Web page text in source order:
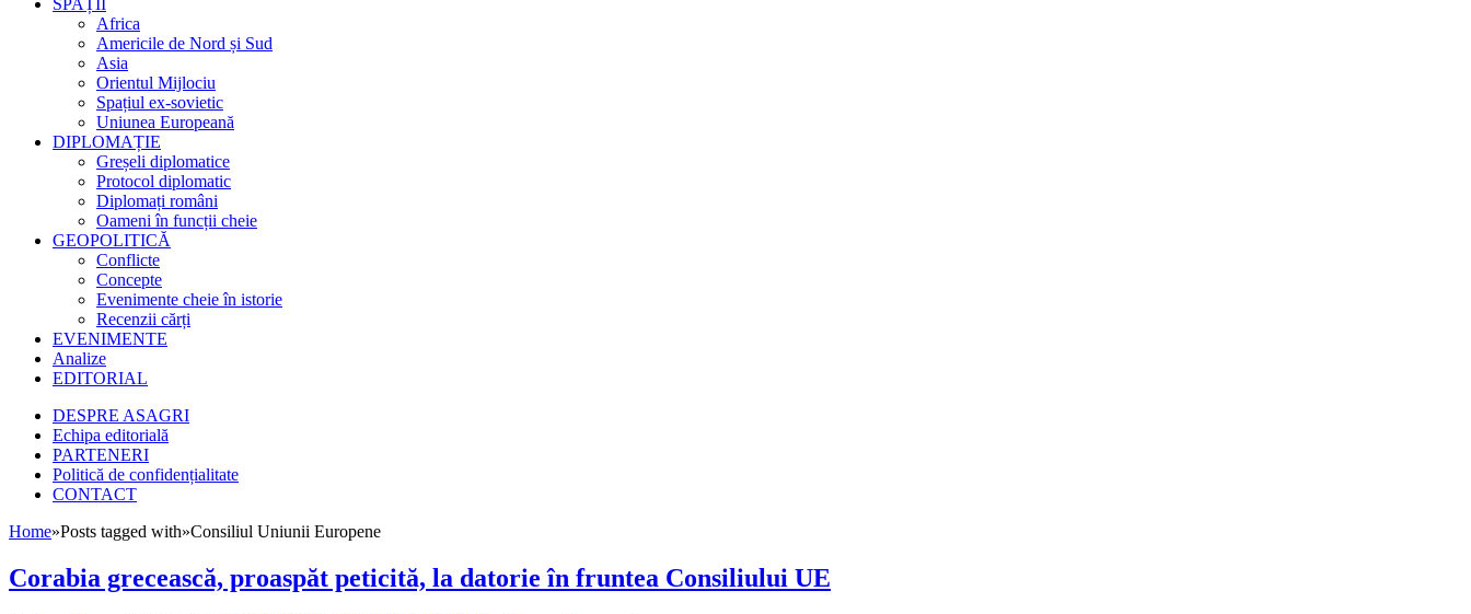
SPAȚII
Africa
Americile de Nord și Sud
Asia
Orientul Mijlociu
Spațiul ex-sovietic
Uniunea Europeană
DIPLOMAȚIE
Greșeli diplomatice
Protocol diplomatic
Diplomați români
Oameni în funcții cheie
GEOPOLITICĂ
Conflicte
Concepte
Evenimente cheie în istorie
Recenzii cărți
EVENIMENTE
Analize
EDITORIAL
DESPRE ASAGRI
Echipa editorială
PARTENERI
Politică de confidențialitate
CONTACT
Home»Posts tagged with»Consiliul Uniunii Europene
Corabia grecească, proaspăt peticită, la datorie în fruntea Consiliului UE